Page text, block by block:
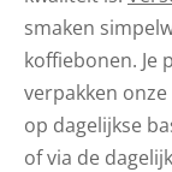
smaken
koffiebonen. Je
verpakken
op dagelijkse
of via de